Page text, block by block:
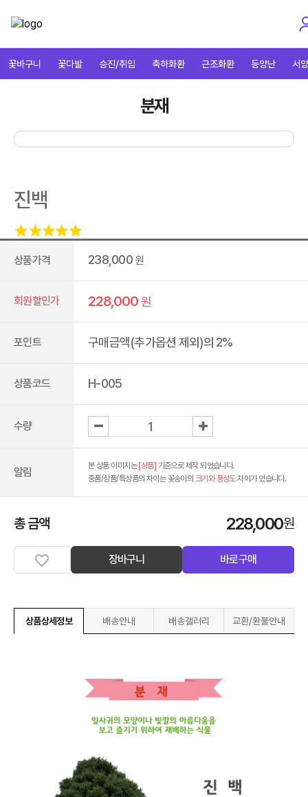
꽃바구니 꽃다발 승진/취임 축하화환 근조화환 동양난 서
분재
진백
상품가격 238,000 원
회원할인가 228,000원
포인트 구매금액(추가옵션 제외)의 2%
상품코드 H-005
수량
알림 본 상품 이미지는 [상품] 기준으로 제작 되었습니다.
중품/상품/특상품의 차이는 꽃송이의 크기와 풍성도차이가 있습니다.
총 금액 228,000원
장바구니 바로구매
상품상세정보 배송안내 배송갤러리 교환/환불안내